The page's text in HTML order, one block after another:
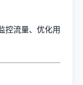
控流量、优化用